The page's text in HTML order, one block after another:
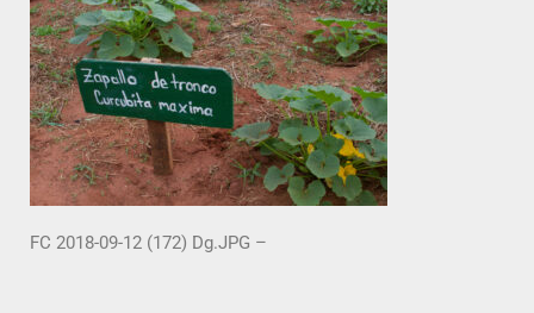
FC 2018-09-12 (172) Dg.JPG –